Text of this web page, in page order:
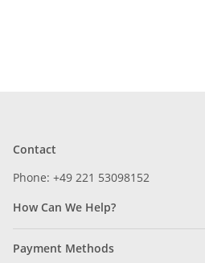
Contact
Phone: +49 221 53098152
How Can We Help?
Payment Methods